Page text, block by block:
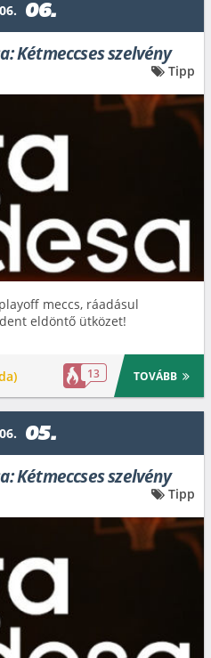
06.
Kétmeccses szelvény
meccs, ráadásul
eldöntő ütközet!
13 TOVÁBB
Tipp
05.
Kétmeccses szelvény
Tipp